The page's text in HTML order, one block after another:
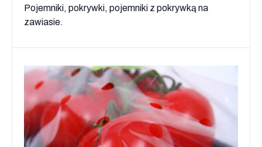
Pojemniki, pokrywki, pojemniki z pokrywką na
zawiasie.